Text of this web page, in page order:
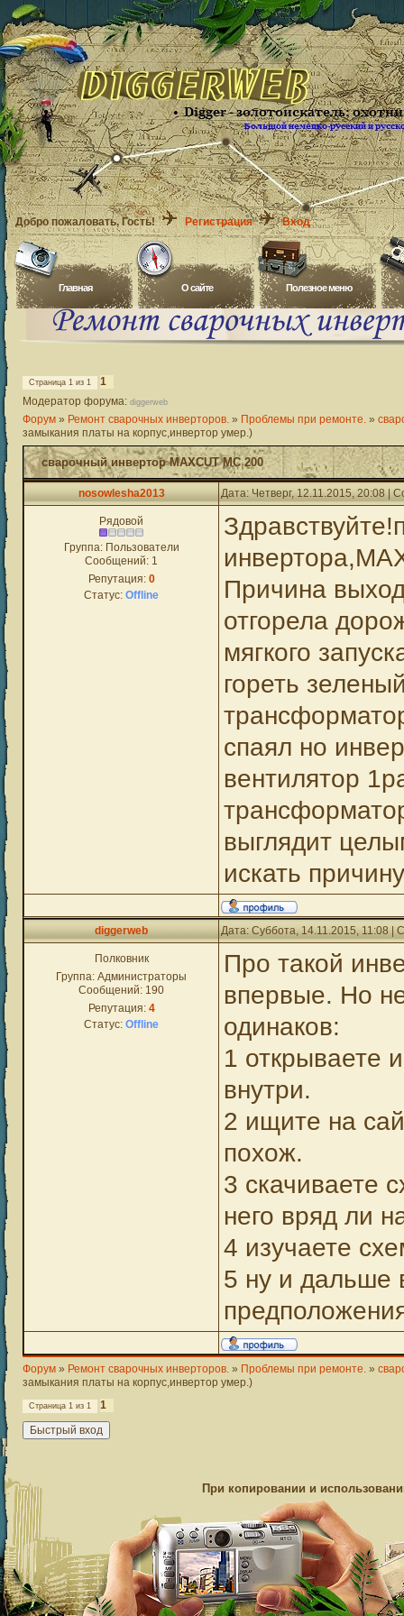
Добро пожаловать, Гость! Регистрация Вход
Главная O сайте Полезное меню
Страница 1 из 1
1
Модератор форума: diggerweb
Форум » Ремонт сварочных инверторов. » Проблемы при ремонте. »
замыкания платы на корпус,инвертор умер.)
сварочный инвертор MAXCUT MC 200
nosowlesha2013 Дата: Четверг, 12.11.2015, 20:08 |
Рядовой
Группа: Пользователи
Сообщений: 1
Репутация: 0
Статус: Offline
Причина
отгорела
мягкого
гореть
спаял но
вентилятор
выглядит
искать
diggerweb Дата: Суббота, 14.11.2015, 11:08 |
Полковник
Группа: Администраторы
Сообщений: 190
Репутация: 4
Статус: Offline
Про такой
впервые. Но
одинаков:
1 открываете
внутри.
2 ищите на
похож.
3 скачиваете
него вряд ли
4 изучаете
5 ну и дальше
Форум » Ремонт сварочных инверторов. » Проблемы при ремонте. »
замыкания платы на корпус,инвертор умер.)
Страница 1 из 1 1
При копировании и